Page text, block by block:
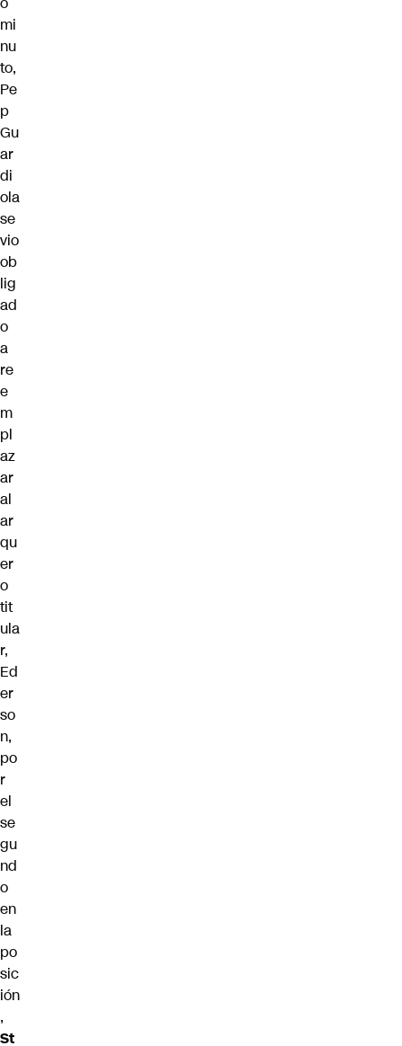
mi
nu
to,
Pe
p
Gu
ar
di
ola
se
vio
ob
lig
ad
o
a
re
e
m
pl
az
ar
al
ar
qu
er
o
tit
ula
r,
Ed
er
so
n,
po
r
el
se
gu
nd
o
en
la
po
sic
ión
,
St